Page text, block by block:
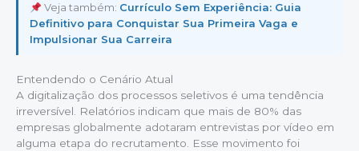
Veja também: Currículo Sem Experiência: Guia
Definitivo para Conquistar Sua Primeira Vaga e
Impulsionar Sua Carreira
Entendendo o Cenário Atual
A digitalização dos processos seletivos é uma tendência
irreversível. Relatórios indicam que mais de 80% das
empresas globalmente adotaram entrevistas por vídeo em
alguma etapa do recrutamento. Esse movimento foi